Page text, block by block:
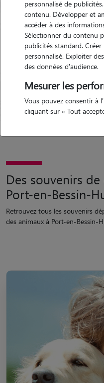
Avis déposé par
2023 05:05
Tout c'est très bien passé,
recommandons ! :) "
5/5
Précédent
Des souvenirs de
Port-en-Bessin-
personnalisé de
contenu. Développer et
accéder à des
Sélectionner du contenu
publicités standard.
personnalisé. Exploiter
des données d'audience.
Mesurer les
Vous pouvez consentir à
cliquant sur « Tout